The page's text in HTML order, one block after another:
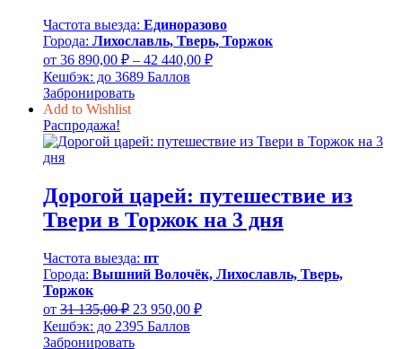
Частота выезда: Единоразово
Города: Лихославль, Тверь, Торжок
от 36 890,00 ₽ – 42 440,00 ₽Диапазон
42
Кешбэк: до 3689 Баллов
Забронировать
Add to Wishlist
Распродажа!
Дорогой царей: путешествие из
Твери в Торжок на 3 дня
Частота выезда: пт
Города: Вышний Волочёк, Лихославль, Тверь,
Торжок
от 31 135,00₽ Первоначальная
цена
составляла
23 950,00 ₽Текущая
Кешбэк: до 2395 Баллов
Забронировать